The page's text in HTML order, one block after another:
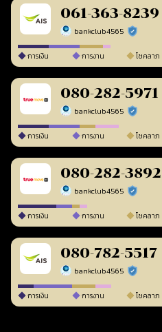
061-363-8239
bankclub4565 ร้านยืนยันแล้ว
การเงิน การงาน โชคลาภ
080-282-5971
bankclub4565 ร้านยืนยันแล้ว
การเงิน การงาน โชคลาภ
080-282-3892
bankclub4565 ร้านยืนยันแล้ว
การเงิน การงาน โชคลาภ
080-782-5517
bankclub4565 ร้านยืนยันแล้ว
การเงิน การงาน โชคลาภ